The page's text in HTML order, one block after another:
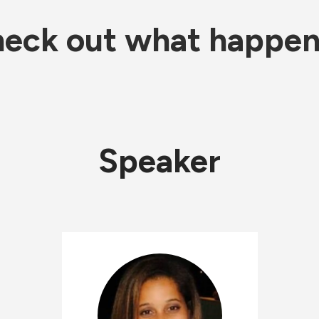
out what
Speaker